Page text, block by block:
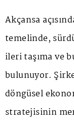
Akçansa
temelinde,
ileri taşıma ve
bulunuyor.
döngüsel
stratejisinin